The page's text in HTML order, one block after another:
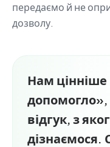
передаємо й не
дозволу.
Нам цінніше
допомогло»,
відгук, з
дізнаємося.